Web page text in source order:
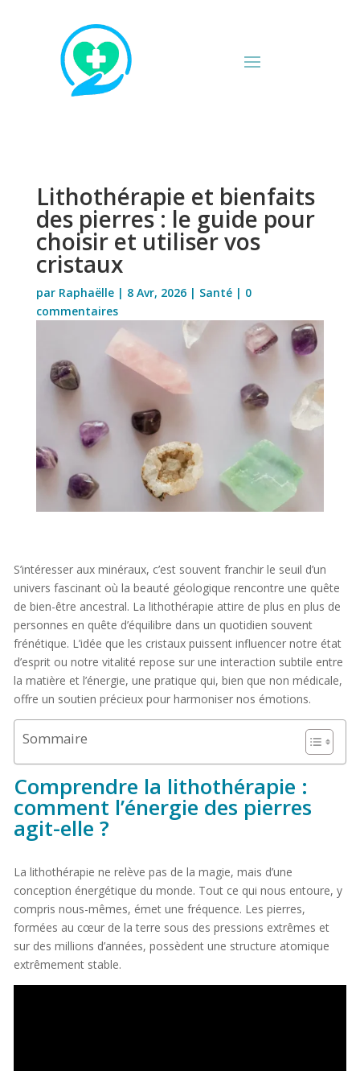
Lithothérapie et bienfaits
des pierres : le guide pour
choisir et utiliser vos
cristaux
par Raphaëlle| 8 Avr, 2026| Santé| 0
commentaires
S’intéresser aux minéraux, c’est souvent franchir le seuil d’un
univers fascinant où la beauté géologique rencontre une quête
de bien-être ancestral. La lithothérapie attire de plus en plus de
personnes en quête d’équilibre dans un quotidien souvent
frénétique. L’idée que les cristaux puissent influencer notre état
d’esprit ou notre vitalité repose sur une interaction subtile entre
la matière et l’énergie, une pratique qui, bien que non médicale,
offre un soutien précieux pour harmoniser nos émotions.
Sommaire
Comprendre la lithothérapie :
comment l’énergie des pierres
agit-elle ?
La lithothérapie ne relève pas de la magie, mais d’une
conception énergétique du monde. Tout ce qui nous entoure, y
compris nous-mêmes, émet une fréquence. Les pierres,
formées au cœur de la terre sous des pressions extrêmes et
sur des millions d’années, possèdent une structure atomique
extrêmement stable.